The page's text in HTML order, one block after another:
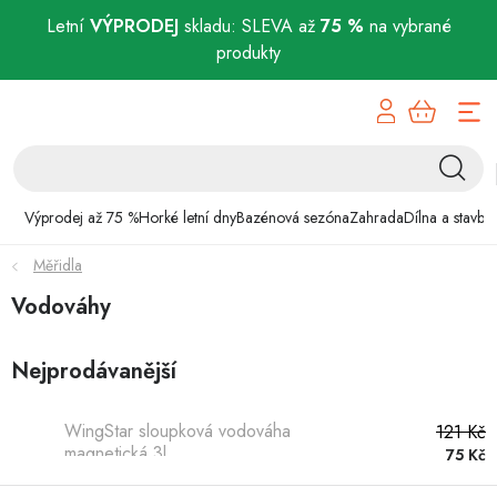
Letní VÝPRODEJskladu: SLEVA až 75 % na vybrané
produkty
Výprodej až 75 %Horké letní dnyBazénová sezónaZahradaDílna a stavba
Bazénová sezóna
Zahrada
Dílna a stavba
Domácnost
Chovatelské potřeby
Měřidla
Vodováhy
Nejprodávanější
WingStar sloupková vodováha
magnetická 3l
121 Kč
75 Kč